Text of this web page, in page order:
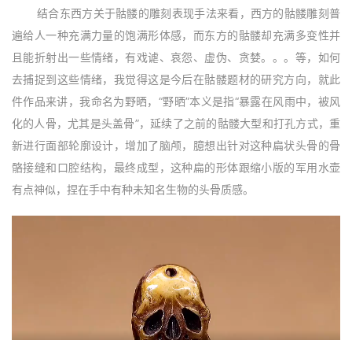
结合东西方关于骷髅的雕刻表现手法来看，西方的骷髅雕刻普
遍给人一种充满力量的饱满形体感，而东方的骷髅却充满多变性并
且能折射出一些情绪，有戏谑、哀怨、虚伪、贪婪。。。等，如何
去捕捉到这些情绪，我觉得这是今后在骷髅题材的研究方向，就此
件作品来讲，我命名为野晒，“野晒”本义是指“暴露在风雨中，被风
化的人骨，尤其是头盖骨”，延续了之前的骷髅大型和打孔方式，重
新进行面部轮廓设计，增加了脑颅，臆想出针对这种扁状头骨的骨
骼接缝和口腔结构，最终成型，这种扁的形体跟缩小版的军用水壶
有点神似，捏在手中有种未知名生物的头骨质感。